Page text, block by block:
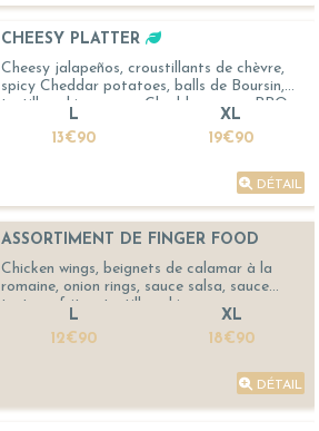
CHEESY PLATTER
Cheesy jalapeños, croustillants de chèvre,
spicy Cheddar potatoes, balls de Boursin,
tortillas chips, sauce Cheddar, sauce BBQ
L
13€90
XL
19€90
DÉTAIL
ASSORTIMENT DE FINGER FOOD
Chicken wings, beignets de calamar à la
romaine, onion rings, sauce salsa, sauce
tartare, frites, tortillas chips
L
12€90
XL
18€90
DÉTAIL